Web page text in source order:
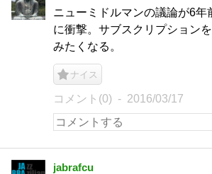
ニューミドルマンの議論が6年
に衝撃。サブスクリプション
みたくなる。
ナイス
コメント(0) 2016/03/17
jabrafcu